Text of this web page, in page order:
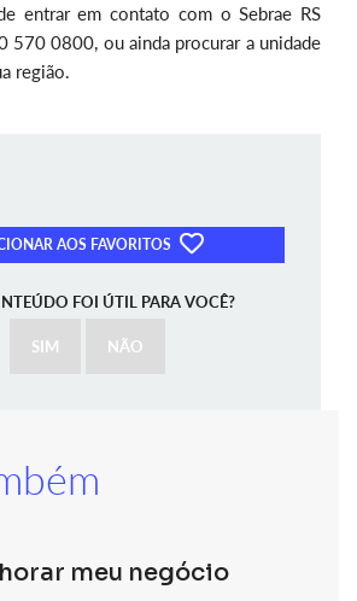
entrar em contato com o Sebrae RS
570 0800, ou ainda procurar a unidade
região.
AOS FAVORITOS
FOI ÚTIL PARA VOCÊ?
SIM NÃO
meu negócio